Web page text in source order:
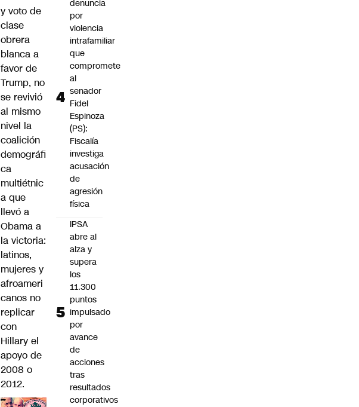
y voto de
clase
obrera
blanca a
favor de
Trump, no
se revivió
al mismo
nivel la
coalición
demográfi
ca
multiétnic
a que
llevó a
Obama a
la victoria:
latinos,
mujeres y
afroameri
canos no
replicar
con
Hillary el
apoyo de
2008 o
2012.
denuncia
por
violencia
intrafamiliar
que
compromete
al
senador
Fidel
Espinoza
(PS):
Fiscalía
investiga
acusación
de
agresión
física
IPSA
abre al
alza y
supera
los
11.300
puntos
impulsado
por
avance
de
acciones
tras
resultados
corporativos